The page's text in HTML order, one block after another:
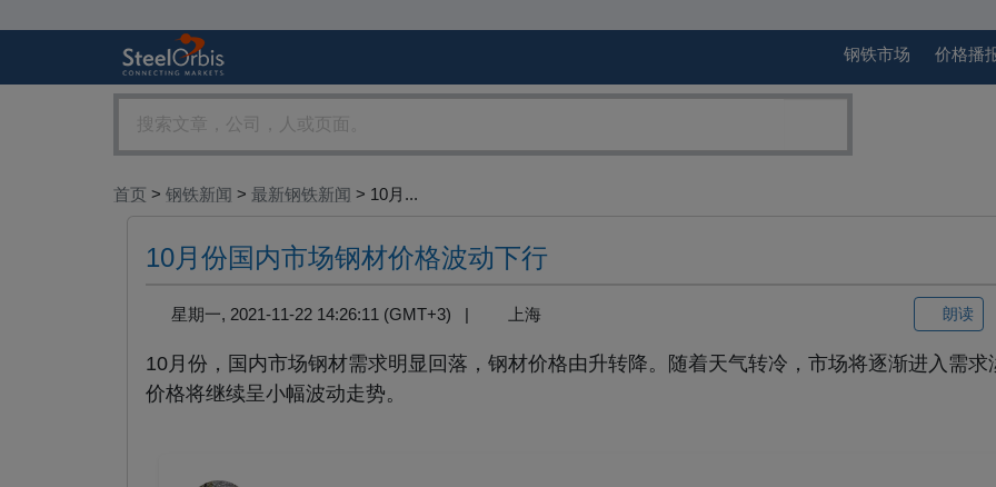
钢铁市场 价格播
首页 > 钢铁新闻 > 最新钢铁新闻 > 10月...
10月份国内市场钢材价格波动下行
星期一, 2021-11-22 14:26:11 (GMT+3) | 上海 朗读
10月份，国内市场钢材需求明显回落，钢材价格由升转降。随着天气转冷，市场将逐渐进入需求
价格将继续呈小幅波动走势。